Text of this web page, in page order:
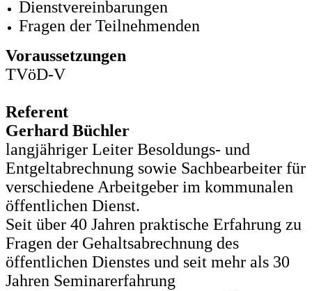
Dienstvereinbarungen
Fragen der Teilnehmenden
Voraussetzungen
TVöD-V
Referent
Gerhard Büchler
langjähriger Leiter Besoldungs- und
Entgeltabrechnung sowie Sachbearbeiter für
verschiedene Arbeitgeber im kommunalen
öffentlichen Dienst.
Seit über 40 Jahren praktische Erfahrung zu
Fragen der Gehaltsabrechnung des
öffentlichen Dienstes und seit mehr als 30
Jahren Seminarerfahrung